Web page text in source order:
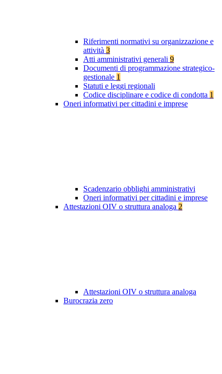
Riferimenti normativi su organizzazione e
attività 3
Atti amministrativi generali 9
Documenti di programmazione strategico-
gestionale 1
Statuti e leggi regionali
Codice disciplinare e codice di condotta 1
Oneri informativi per cittadini e imprese
Scadenzario obblighi amministrativi
Oneri informativi per cittadini e imprese
Attestazioni OIV o struttura analoga 2
Attestazioni OIV o struttura analoga
Burocrazia zero